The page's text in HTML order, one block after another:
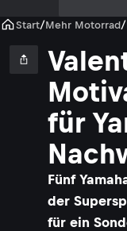
Start/Mehr Motorrad/
für
Fünf
der
für ein